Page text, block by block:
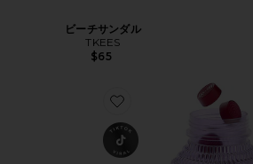
ビーチサンダル
TKEES
$65
Favorite CHILL ビタミングミ